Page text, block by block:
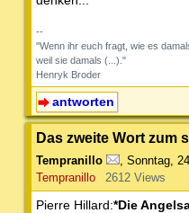
--
"Wenn ihr euch fragt, wie es
weil sie damals (...)."
Henryk Broder
antworten
Das zweite Wort zum
Tempranillo Sonntag,
Tempranillo
2612 Views
Pierre Hillard:*Die